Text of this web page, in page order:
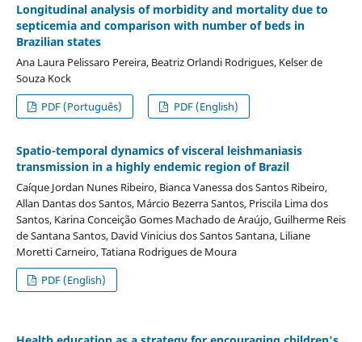
Longitudinal analysis of morbidity and mortality due to
septicemia and comparison with number of beds in
Brazilian states
Ana Laura Pelissaro Pereira, Beatriz Orlandi Rodrigues, Kelser de
Souza Kock
PDF (Português)
PDF (English)
Spatio-temporal dynamics of visceral leishmaniasis
transmission in a highly endemic region of Brazil
Caíque Jordan Nunes Ribeiro, Bianca Vanessa dos Santos Ribeiro,
Allan Dantas dos Santos, Márcio Bezerra Santos, Priscila Lima dos
Santos, Karina Conceição Gomes Machado de Araújo, Guilherme Reis
de Santana Santos, David Vinicius dos Santos Santana, Liliane
Moretti Carneiro, Tatiana Rodrigues de Moura
PDF (English)